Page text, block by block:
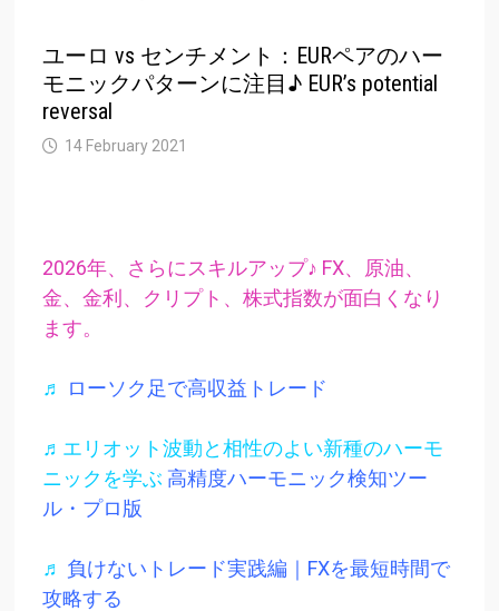
ユーロ vs センチメント：EURペアのハー
モニックパターンに注目♪ EUR’s potential
reversal
14 February 2021
2026年、さらにスキルアップ♪ FX、原油、
金、金利、クリプト、株式指数が面白くなり
ます。
♬ ローソク足で高収益トレード
♬エリオット波動と相性のよい新種のハーモ
ニックを学ぶ 高精度ハーモニック検知ツー
ル・プロ版
♬ 負けないトレード実践編｜FXを最短時間で
攻略する